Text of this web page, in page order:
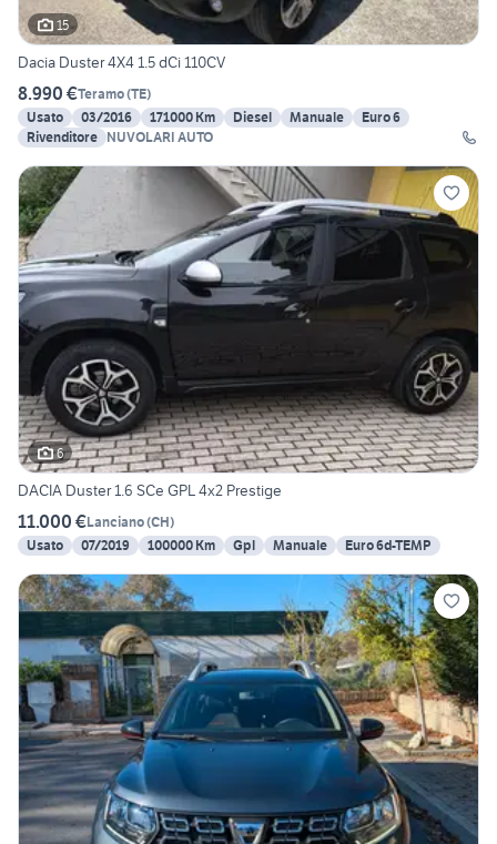
15
Dacia Duster 4X4 1.5 dCi 110CV
8.990 €Teramo(TE)
Usato
03/2016 171000 Km Diesel Manuale
Euro 6
Rivenditore NUVOLARI AUTO
6
DACIA Duster 1.6 SCe GPL 4x2 Prestige
11.000 €Lanciano(CH)
Usato
07/2019 100000 Km Gpl Manuale Euro 6d-TEMP